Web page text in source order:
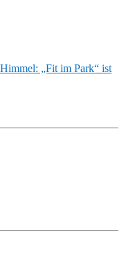
„Fit im Park“ ist